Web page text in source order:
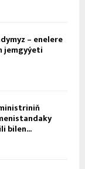
– enelere
jemgyýeti
bilen...